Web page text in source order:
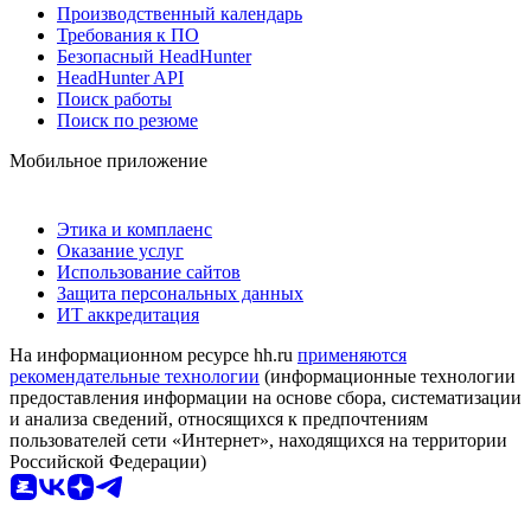
Производственный календарь
Требования к ПО
Безопасный HeadHunter
HeadHunter API
Поиск работы
Поиск по резюме
Мобильное приложение
Этика и комплаенс
Оказание услуг
Использование сайтов
Защита персональных данных
ИТ аккредитация
На информационном ресурсе hh.ru применяются
рекомендательные технологии (информационные технологии
предоставления информации на основе сбора, систематизации
и анализа сведений, относящихся к предпочтениям
пользователей сети «Интернет», находящихся на территории
Российской Федерации)